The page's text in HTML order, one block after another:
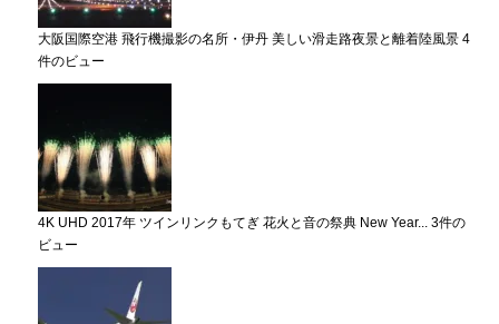
大阪国際空港 飛行機撮影の名所・伊丹 美しい滑走路夜景と離着陸風景 4
件のビュー
4K UHD 2017年 ツインリンクもてぎ 花火と音の祭典 New Year... 3件の
ビュー